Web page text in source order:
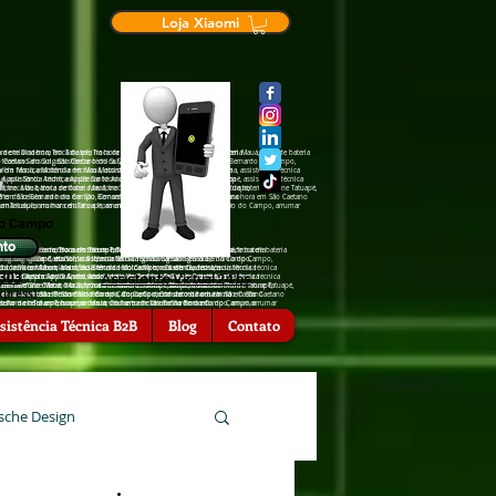
Diadema, Troca de tela na hora em Tatuapé, Troca de tela na hora em Mauá, troca de bateria
Sansumg São Caetano do Sul, assistência †écnica Sansumg São Bernardo do Campo,
†écnica Motorola em Mauá, assistência †écnica Motorola em Diadema, assistência †écnica
†écnica Apple Santo André, assistência †écnica Apple Tatuapé, assistência †écnica
de bateria zenfone Mauá, troca de bateria zenfone Tatuapé, troca de bateria iPhone Tatuapé,
de celular na hora em São Bernardo do Campo, Conserto de celular na hora em São Caetano
celular na hora emTatuapé, arrumar celular na hora em São Bernardo do Campo, arrumar
de tela na hora em Tatuapé, Troca de tela na hora em Mauá, troca de bateria
São Caetano do Sul, assistência †écnica Sansumg São Bernardo do Campo,
em Mauá, assistência †écnica Motorola em Diadema, assistência †écnica
Apple Santo André, assistência †écnica Apple Tatuapé, assistência †écnica
zenfone Mauá, troca de bateria zenfone Tatuapé, troca de bateria iPhone Tatuapé,
hora em São Bernardo do Campo, Conserto de celular na hora em São Caetano
emTatuapé, arrumar celular na hora em São Bernardo do Campo, arrumar
em Diadema, Troca de tela na hora em Tatuapé, Troca de tela na hora
Tatuapé, assistência †écnica Sansumg São Caetano do Sul,
†écnica Motorola em São Bernardo do Campo, assistência †écnica
Caetano do Sul, assistência †écnica Zenfone Tatuapé, assistência
São Caetano o Sul, troca de bateria zenfone São Bernardo do
de bateria iPhone São Bernardo do Campo, Conserto de celular na
de celular na hora em Mauá, Conserto de celular na hora em
celular na hora em Diadema.
Troca de tela na hora em Tatuapé, Troca de tela na hora em Mauá, troca de bateria
São Caetano do Sul, assistência †écnica Sansumg São Bernardo do Campo,
Motorola em Mauá, assistência †écnica Motorola em Diadema, assistência †écnica
†écnica Apple Santo André, assistência †écnica Apple Tatuapé, assistência †écnica
bateria zenfone Mauá, troca de bateria zenfone Tatuapé, troca de bateria iPhone Tatuapé,
na hora em São Bernardo do Campo, Conserto de celular na hora em São Caetano
na hora emTatuapé, arrumar celular na hora em São Bernardo do Campo, arrumar
tela na hora em Tatuapé, Troca de tela na hora em Mauá, troca de bateria
do Sul, assistência †écnica Sansumg São Bernardo do Campo,
Mauá, assistência †écnica Motorola em Diadema, assistência †écnica
Santo André, assistência †écnica Apple Tatuapé, assistência †écnica
Mauá, troca de bateria zenfone Tatuapé, troca de bateria iPhone Tatuapé,
São Bernardo do Campo, Conserto de celular na hora em São Caetano
arrumar celular na hora em São Bernardo do Campo, arrumar
Loja Xiaomi
Campo
Assistente Virtual 24 hs
Técnica B2B Blog Contato
Design